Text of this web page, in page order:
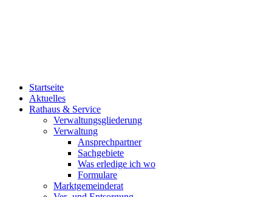
Startseite
Aktuelles
Rathaus & Service
Verwaltungsgliederung
Verwaltung
Ansprechpartner
Sachgebiete
Was erledige ich wo
Formulare
Marktgemeinderat